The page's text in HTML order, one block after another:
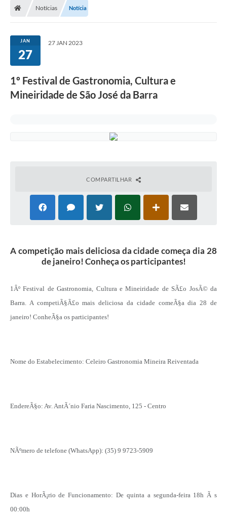
Notícias Notícia
JAN
27
27 JAN 2023
1º Festival de Gastronomia, Cultura e
Mineiridade de São José da Barra
COMPARTILHAR
A competição mais deliciosa da cidade começa dia 28
de janeiro! Conheça os participantes!
1Âº Festival de Gastronomia, Cultura e Mineiridade de SÃ£o JosÃ© da
Barra. A competiÃ§Ã£o mais deliciosa da cidade comeÃ§a dia 28 de
janeiro! ConheÃ§a os participantes!
Nome do Estabelecimento: Celeiro Gastronomia Mineira Reiventada
EndereÃ§o: Av. AntÃ´nio Faria Nascimento, 125 - Centro
NÃºmero de telefone (WhatsApp): (35) 9 9723-5909
Dias e HorÃ¡rio de Funcionamento: De quinta a segunda-feira 18h Ã s
00:00h